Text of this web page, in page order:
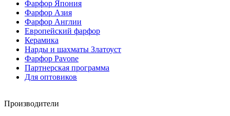
Фарфор Япония
Фарфор Азия
Фарфор Англии
Европейский фарфор
Керамика
Нарды и шахматы Златоуст
Фарфор Pavone
Партнерская программа
Для оптовиков
Производители